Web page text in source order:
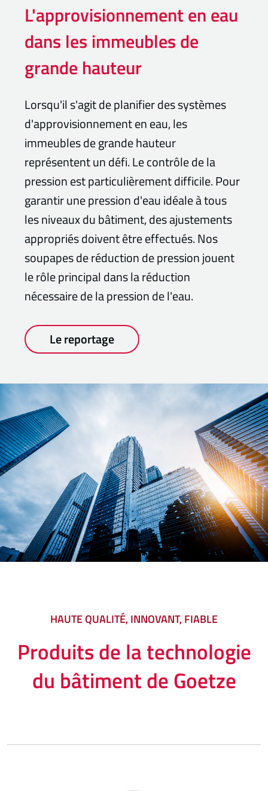
L'approvisionnement en eau
dans les immeubles de
grande hauteur
Lorsqu'il s'agit de planifier des systèmes
d'approvisionnement en eau, les
immeubles de grande hauteur
représentent un défi. Le contrôle de la
pression est particulièrement difficile. Pour
garantir une pression d'eau idéale à tous
les niveaux du bâtiment, des ajustements
appropriés doivent être effectués. Nos
soupapes de réduction de pression jouent
le rôle principal dans la réduction
nécessaire de la pression de l'eau.
Le reportage
HAUTE QUALITÉ, INNOVANT, FIABLE
Produits de la technologie
du bâtiment de Goetze